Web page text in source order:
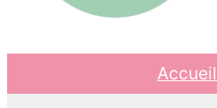
Accueil